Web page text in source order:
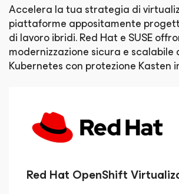
Accelera la tua strategia di
piattaforme appositamente
di lavoro ibridi. Red Hat e SUSE
modernizzazione sicura e scalabile
Kubernetes con protezione Kasten
Red Hat OpenShift